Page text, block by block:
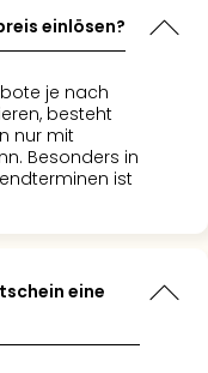
einlösen?
je nach
besteht
nur mit
Besonders in
ist
eine